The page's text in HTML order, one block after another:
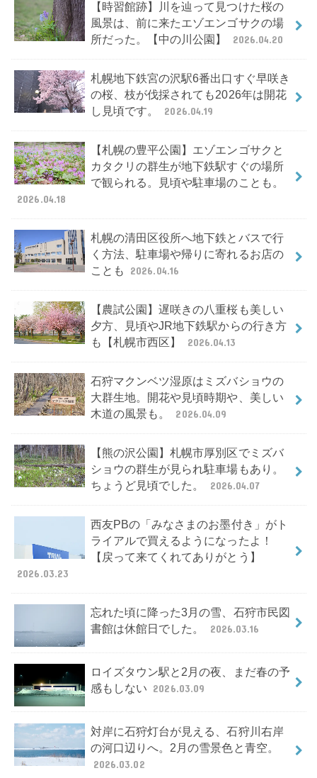
【時習館跡】川を辿って見つけた桜の
風景は、前に来たエゾエンゴサクの場
所だった。【中の川公園】
2026.04.20
札幌地下鉄宮の沢駅6番出口すぐ早咲き
の桜、枝が伐採されても2026年は開花
し見頃です。
2026.04.19
【札幌の豊平公園】エゾエンゴサクと
カタクリの群生が地下鉄駅すぐの場所
で観られる。見頃や駐車場のことも。
2026.04.18
札幌の清田区役所へ地下鉄とバスで行
く方法、駐車場や帰りに寄れるお店の
ことも
2026.04.16
【農試公園】遅咲きの八重桜も美しい
夕方、見頃やJR地下鉄駅からの行き方
も【札幌市西区】
2026.04.13
石狩マクンベツ湿原はミズバショウの
大群生地。開花や見頃時期や、美しい
木道の風景も。
2026.04.09
【熊の沢公園】札幌市厚別区でミズバ
ショウの群生が見られ駐車場もあり。
ちょうど見頃でした。
2026.04.07
西友PBの「みなさまのお墨付き」がト
ライアルで買えるようになったよ！
【戻って来てくれてありがとう】
2026.03.23
忘れた頃に降った3月の雪、石狩市民図
書館は休館日でした。
2026.03.16
ロイズタウン駅と2月の夜、まだ春の予
感もしない 2026.03.09
対岸に石狩灯台が見える、石狩川右岸
の河口辺りへ。2月の雪景色と青空。
2026.03.02